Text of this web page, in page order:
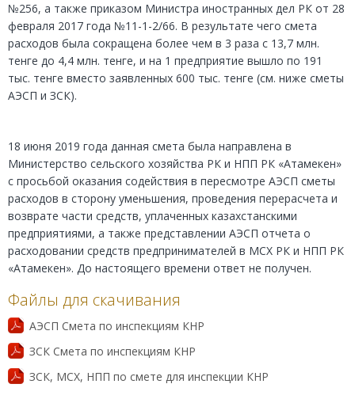
№256, а также приказом Министра иностранных дел РК от 28
февраля 2017 года №11-1-2/66. В результате чего смета
расходов была сокращена более чем в 3 раза с 13,7 млн.
тенге до 4,4 млн. тенге, и на 1 предприятие вышло по 191
тыс. тенге вместо заявленных 600 тыс. тенге (см. ниже сметы
АЭСП и ЗСК).
18 июня 2019 года данная смета была направлена в
Министерство сельского хозяйства РК и НПП РК «Атамекен»
с просьбой оказания содействия в пересмотре АЭСП сметы
расходов в сторону уменьшения, проведения перерасчета и
возврате части средств, уплаченных казахстанскими
предприятиями, а также представлении АЭСП отчета о
расходовании средств предпринимателей в МСХ РК и НПП РК
«Атамекен». До настоящего времени ответ не получен.
Файлы для скачивания
АЭСП Смета по инспекциям КНР
ЗСК Смета по инспекциям КНР
ЗСК, МСХ, НПП по смете для инспекции КНР